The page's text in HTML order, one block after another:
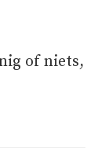
of niets,